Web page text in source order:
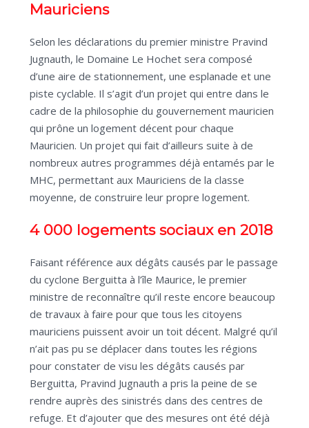
Mauriciens
Selon les déclarations du premier ministre Pravind
Jugnauth, le Domaine Le Hochet sera composé
d’une aire de stationnement, une esplanade et une
piste cyclable. Il s’agit d’un projet qui entre dans le
cadre de la philosophie du gouvernement mauricien
qui prône un logement décent pour chaque
Mauricien. Un projet qui fait d’ailleurs suite à de
nombreux autres programmes déjà entamés par le
MHC, permettant aux Mauriciens de la classe
moyenne, de construire leur propre logement.
4 000 logements sociaux en 2018
Faisant référence aux dégâts causés par le passage
du cyclone Berguitta à l’île Maurice, le premier
ministre de reconnaître qu’il reste encore beaucoup
de travaux à faire pour que tous les citoyens
mauriciens puissent avoir un toit décent. Malgré qu’il
n’ait pas pu se déplacer dans toutes les régions
pour constater de visu les dégâts causés par
Berguitta, Pravind Jugnauth a pris la peine de se
rendre auprès des sinistrés dans des centres de
refuge. Et d’ajouter que des mesures ont été déjà